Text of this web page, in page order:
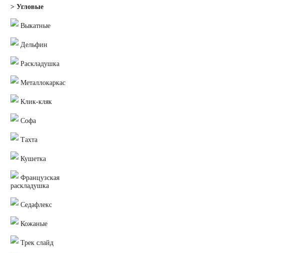
> Угловые
Выкатные
Дельфин
Раскладушка
Металлокаркас
Клик-кляк
Софа
Тахта
Кушетка
Французская
раскладушка
Седафлекс
Кожаные
Трек слайд